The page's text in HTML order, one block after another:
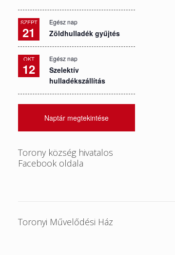
SZEPT
21
Egész nap
Zöldhulladék gyűjtés
OKT
12
Egész nap
Szelektív
hulladékszállítás
Naptár megtekintése
Torony község hivatalos
Facebook oldala
Toronyi Művelődési Ház